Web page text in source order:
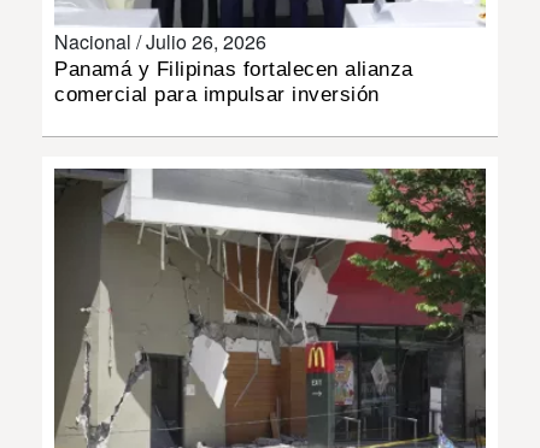
DEPORTES
INSÓLITAS
IMPRESO
Nacional /Julio 26, 2026
Panamá y Filipinas fortalecen alianza
comercial para impulsar inversión